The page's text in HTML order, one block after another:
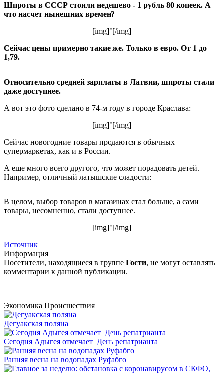
Шпроты в СССР стоили недешево - 1 рубль 80 копеек. А
что насчет нынешних времен?
[img]"[/img]
Сейчас цены примерно такие же. Только в евро. От 1 до
1,79.
Относительно средней зарплаты в Латвии, шпроты стали
даже доступнее.
А вот это фото сделано в 74-м году в городе Краслава:
[img]"[/img]
Сейчас новогодние товары продаются в обычных
супермаркетах, как и в России.
А еще много всего другого, что может порадовать детей.
Например, отличный латышские сладости:
В целом, выбор товаров в магазинах стал больше, а сами
товары, несомненно, стали доступнее.
[img]"[/img]
Источник
Информация
Посетители, находящиеся в группе Гости, не могут оставлять
комментарии к данной публикации.
Экономика Происшествия
Дегуакская поляна
Сегодня Адыгея отмечает День репатрианта
Ранняя весна на водопадах Руфабго